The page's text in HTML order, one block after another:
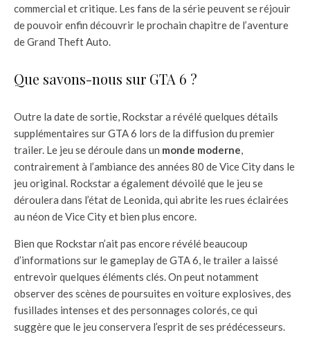
commercial et critique. Les fans de la série peuvent se réjouir
de pouvoir enfin découvrir le prochain chapitre de l’aventure
de Grand Theft Auto.
Que savons-nous sur GTA 6 ?
Outre la date de sortie, Rockstar a révélé quelques détails
supplémentaires sur GTA 6 lors de la diffusion du premier
trailer. Le jeu se déroule dans un monde moderne,
contrairement à l’ambiance des années 80 de Vice City dans le
jeu original. Rockstar a également dévoilé que le jeu se
déroulera dans l’état de Leonida, qui abrite les rues éclairées
au néon de Vice City et bien plus encore.
Bien que Rockstar n’ait pas encore révélé beaucoup
d’informations sur le gameplay de GTA 6, le trailer a laissé
entrevoir quelques éléments clés. On peut notamment
observer des scènes de poursuites en voiture explosives, des
fusillades intenses et des personnages colorés, ce qui
suggère que le jeu conservera l’esprit de ses prédécesseurs.